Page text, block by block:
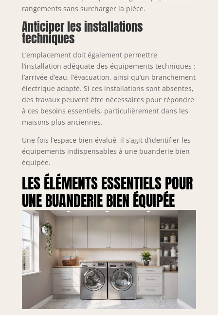
rangements sans surcharger la pièce.
Anticiper les installations
techniques
L’emplacement doit également permettre
l’installation adéquate des équipements techniques :
l’arrivée d’eau, l’évacuation, ainsi qu’un branchement
électrique adapté. Si ces installations sont absentes,
des travaux peuvent être nécessaires pour répondre
à ces besoins essentiels, particulièrement dans les
maisons plus anciennes.
Une fois l’espace bien évalué, il s’agit d’identifier les
équipements indispensables à une buanderie bien
équipée.
LES ÉLÉMENTS ESSENTIELS POUR
UNE BUANDERIE BIEN ÉQUIPÉE